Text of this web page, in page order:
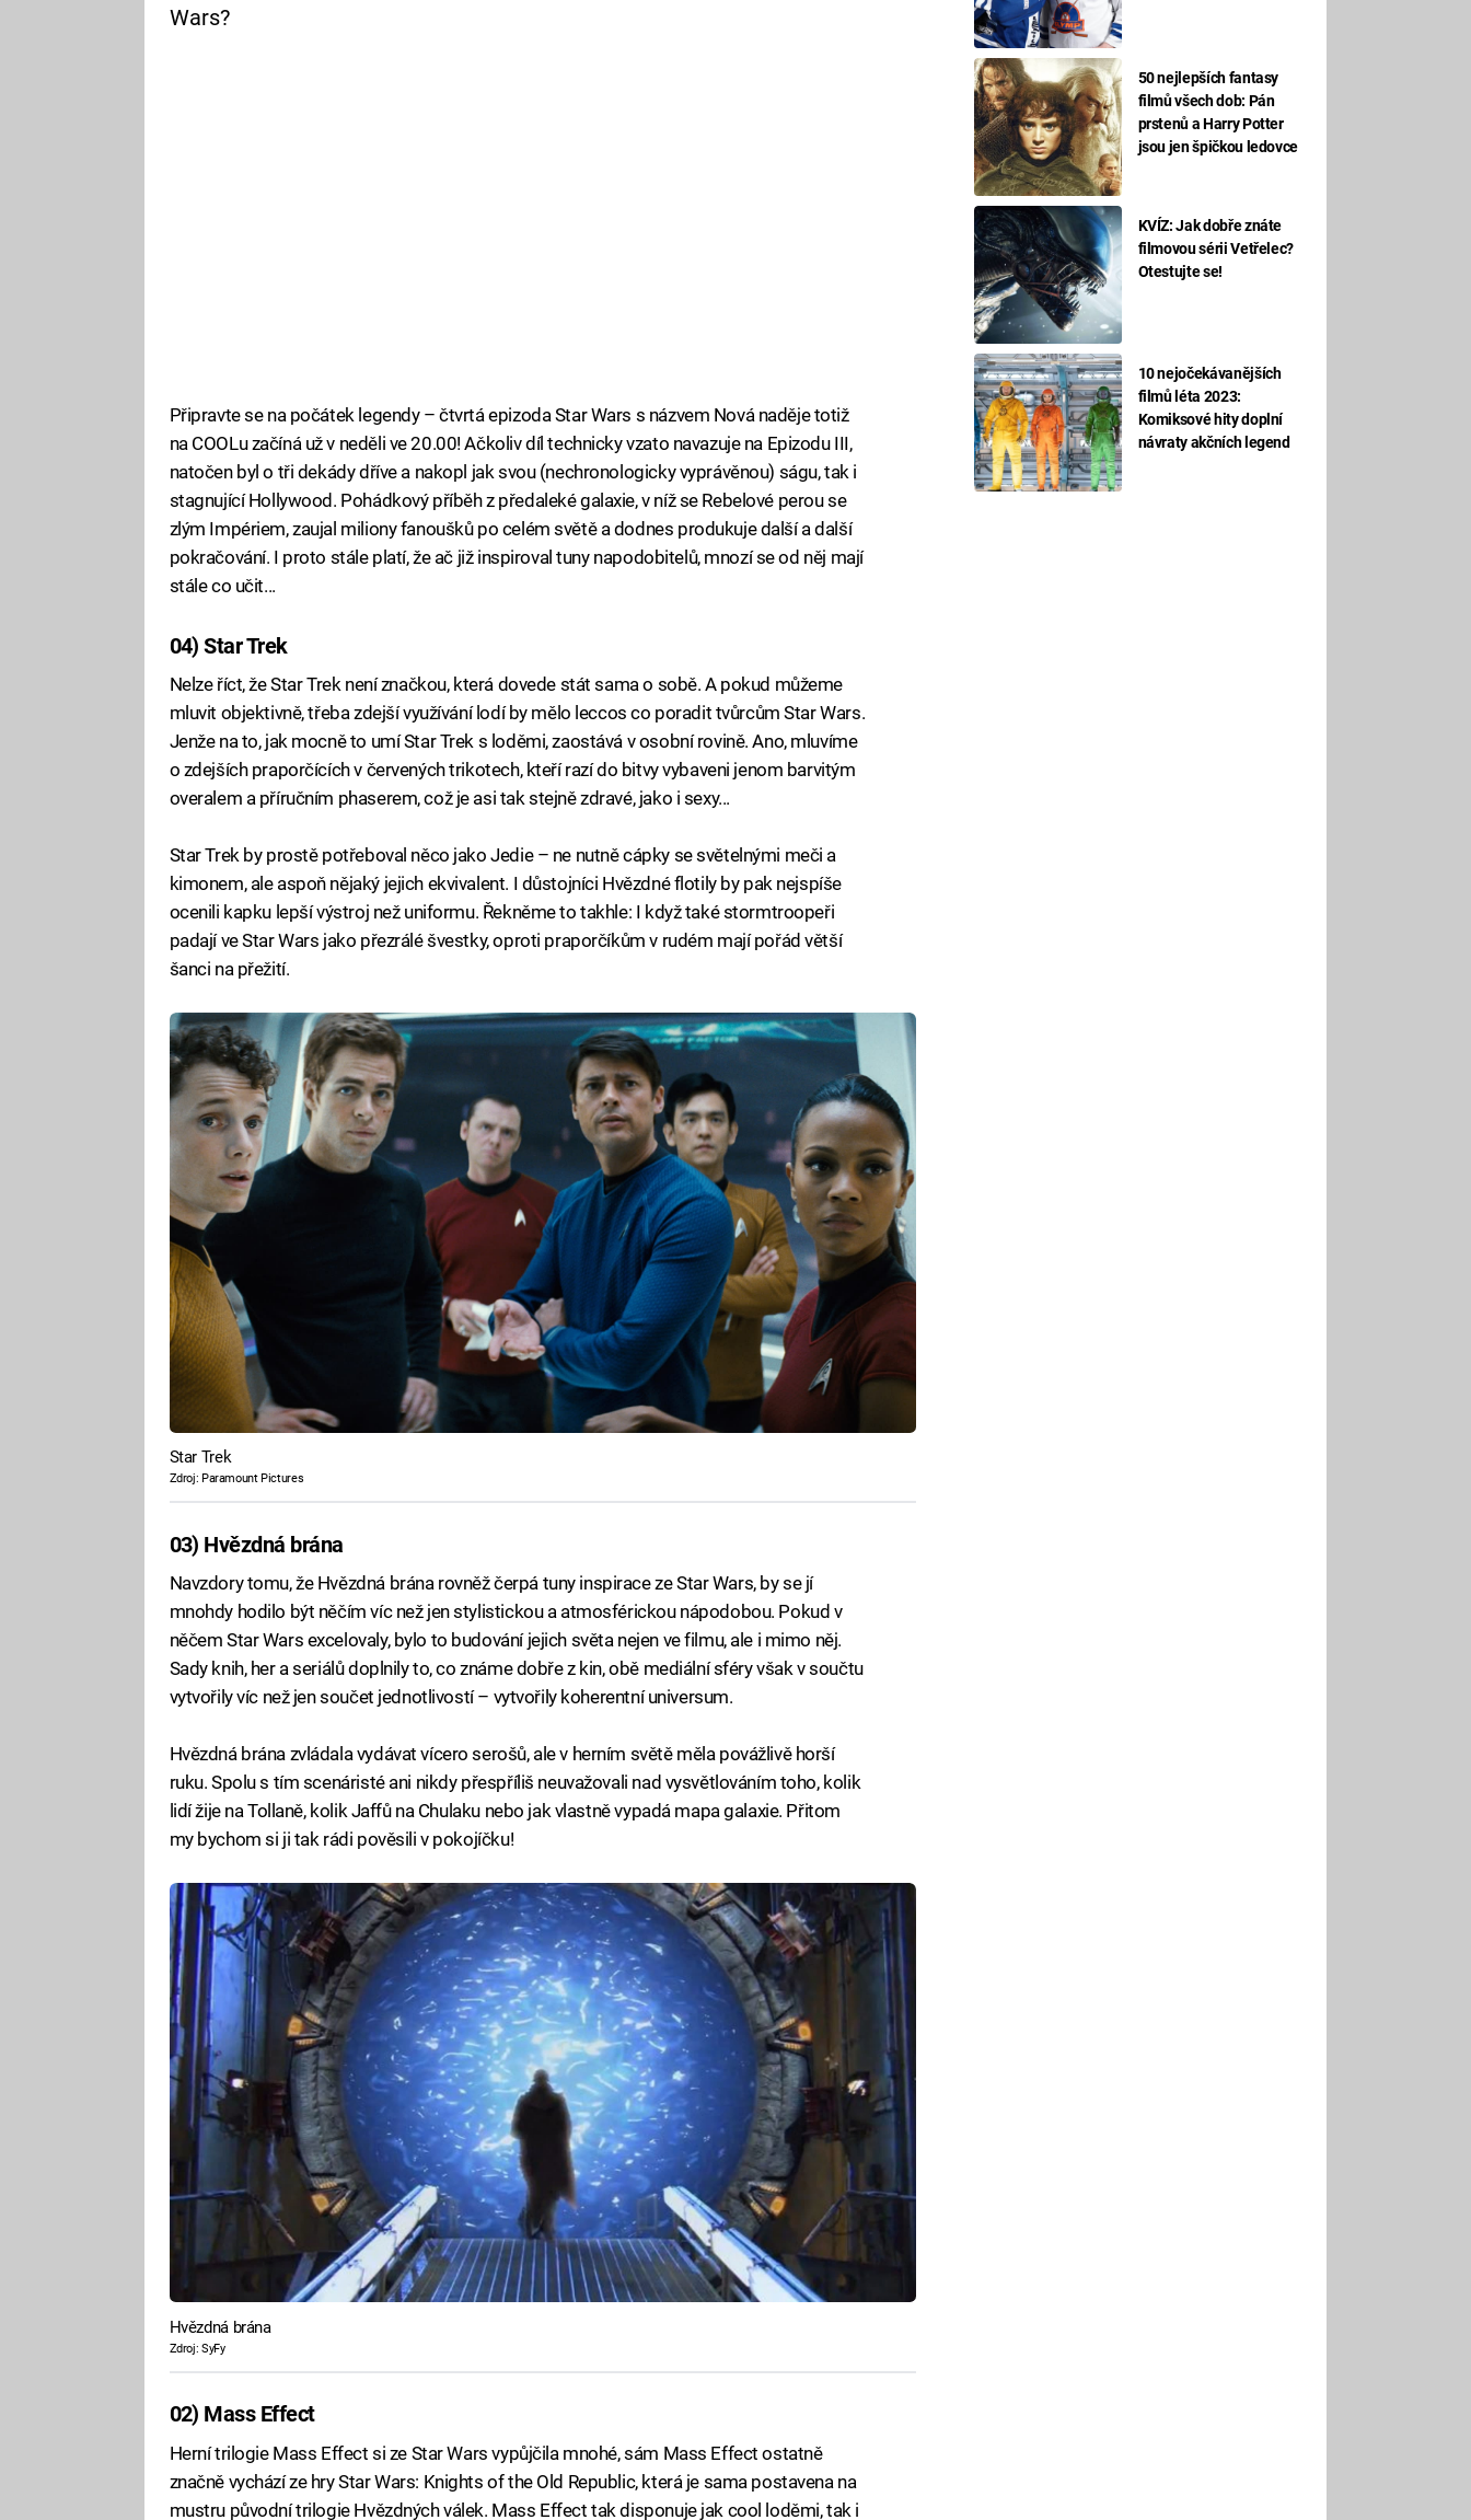
50 nejlepších fantasy
filmů všech dob: Pán
prstenů a Harry Potter
jsou jen špičkou ledovce
KVÍZ: Jak dobře znáte
filmovou sérii Vetřelec?
Otestujte se!
10 nejočekávanějších
filmů léta 2023:
Komiksové hity doplní
návraty akčních legend
Wars?
Připravte se na počátek legendy – čtvrtá epizoda Star Wars s názvem Nová naděje totiž
na COOLu začíná už v neděli ve 20.00! Ačkoliv díl technicky vzato navazuje na Epizodu III,
natočen byl o tři dekády dříve a nakopl jak svou (nechronologicky vyprávěnou) ságu, tak i
stagnující Hollywood. Pohádkový příběh z předaleké galaxie, v níž se Rebelové perou se
zlým Impériem, zaujal miliony fanoušků po celém světě a dodnes produkuje další a další
pokračování. I proto stále platí, že ač již inspiroval tuny napodobitelů, mnozí se od něj mají
stále co učit...
04) Star Trek
Nelze říct, že Star Trek není značkou, která dovede stát sama o sobě. A pokud můžeme
mluvit objektivně, třeba zdejší využívání lodí by mělo leccos co poradit tvůrcům Star Wars.
Jenže na to, jak mocně to umí Star Trek s loděmi, zaostává v osobní rovině. Ano, mluvíme
o zdejších praporčících v červených trikotech, kteří razí do bitvy vybaveni jenom barvitým
overalem a příručním phaserem, což je asi tak stejně zdravé, jako i sexy...
Star Trek by prostě potřeboval něco jako Jedie – ne nutně cápky se světelnými meči a
kimonem, ale aspoň nějaký jejich ekvivalent. I důstojníci Hvězdné flotily by pak nejspíše
ocenili kapku lepší výstroj než uniformu. Řekněme to takhle: I když také stormtroopeři
padají ve Star Wars jako přezrálé švestky, oproti praporčíkům v rudém mají pořád větší
šanci na přežití.
Star Trek
Zdroj: Paramount Pictures
03) Hvězdná brána
Navzdory tomu, že Hvězdná brána rovněž čerpá tuny inspirace ze Star Wars, by se jí
mnohdy hodilo být něčím víc než jen stylistickou a atmosférickou nápodobou. Pokud v
něčem Star Wars excelovaly, bylo to budování jejich světa nejen ve filmu, ale i mimo něj.
Sady knih, her a seriálů doplnily to, co známe dobře z kin, obě mediální sféry však v součtu
vytvořily víc než jen součet jednotlivostí – vytvořily koherentní universum.
Hvězdná brána zvládala vydávat vícero serošů, ale v herním světě měla povážlivě horší
ruku. Spolu s tím scenáristé ani nikdy přespříliš neuvažovali nad vysvětlováním toho, kolik
lidí žije na Tollaně, kolik Jaffů na Chulaku nebo jak vlastně vypadá mapa galaxie. Přitom
my bychom si ji tak rádi pověsili v pokojíčku!
Hvězdná brána
Zdroj: SyFy
02) Mass Effect
Herní trilogie Mass Effect si ze Star Wars vypůjčila mnohé, sám Mass Effect ostatně
značně vychází ze hry Star Wars: Knights of the Old Republic, která je sama postavena na
mustru původní trilogie Hvězdných válek. Mass Effect tak disponuje jak cool loděmi, tak i